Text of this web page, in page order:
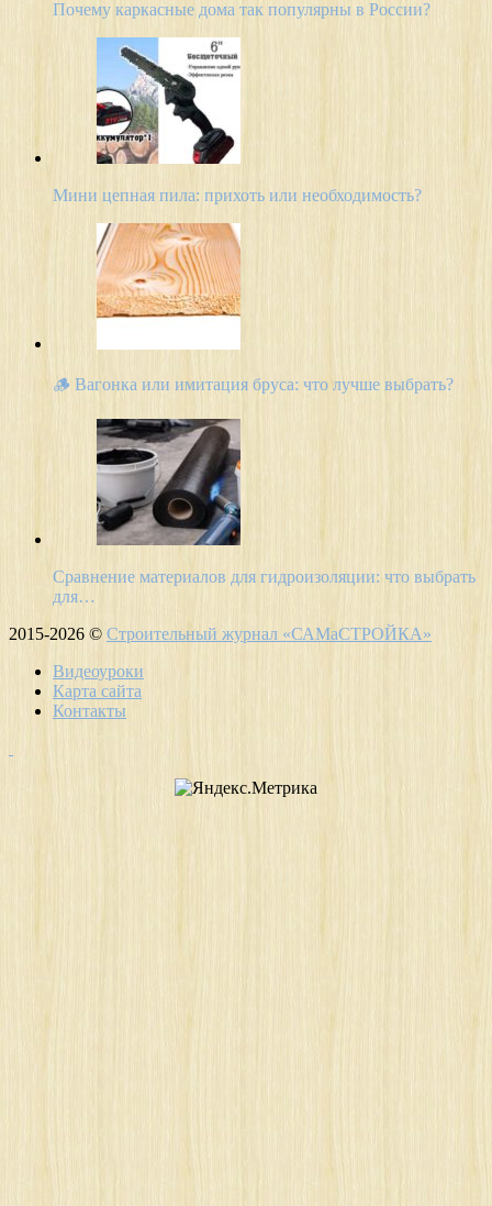
Почему каркасные дома так популярны в России?
Мини цепная пила: прихоть или необходимость?
🪵 Вагонка или имитация бруса: что лучше выбрать?
Сравнение материалов для гидроизоляции: что выбрать
для…
2015-2026 © Строительный журнал «САМаСТРОЙКА»
Видеоуроки
Карта сайта
Контакты